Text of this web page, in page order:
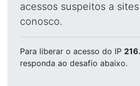
acessos suspeitos a
conosco.
Para liberar o acesso do IP
responda ao desafio abaixo.